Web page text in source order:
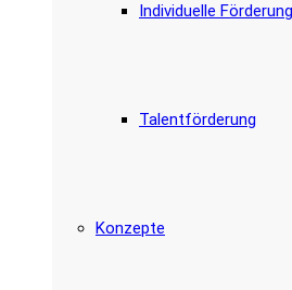
Individuelle Förderung
Talentförderung
Konzepte